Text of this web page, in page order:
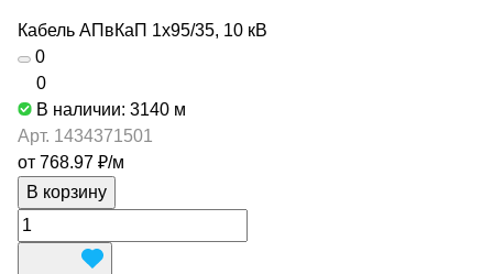
Кабель АПвКаП 1х95/35, 10 кВ
0
0
В наличии: 3140 м
Арт. 1434371501
от 768.97 ₽/м
В корзину